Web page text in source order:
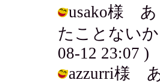
usako様 あ
たことない
08-12 23:07 )
azzurri様